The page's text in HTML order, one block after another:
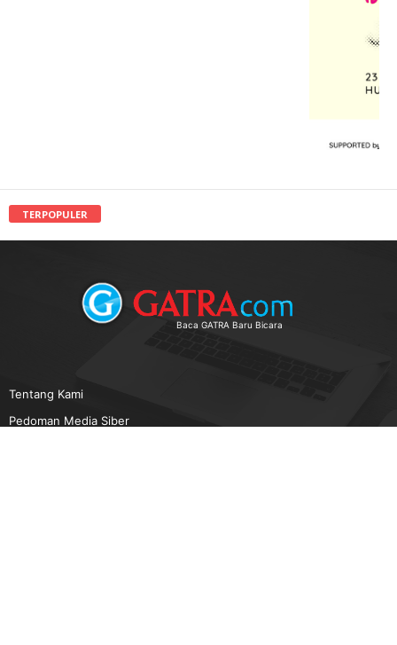
TERPOPULER
Baca GATRA Baru Bicara
Tentang Kami
Pedoman Media Siber